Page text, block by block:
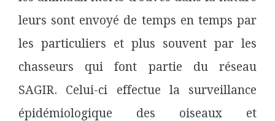
leurs sont envoyé de temps en temps par
les particuliers et plus souvent par les
chasseurs qui font partie du réseau
SAGIR. Celui-ci effectue la surveillance
épidémiologique des oiseaux et